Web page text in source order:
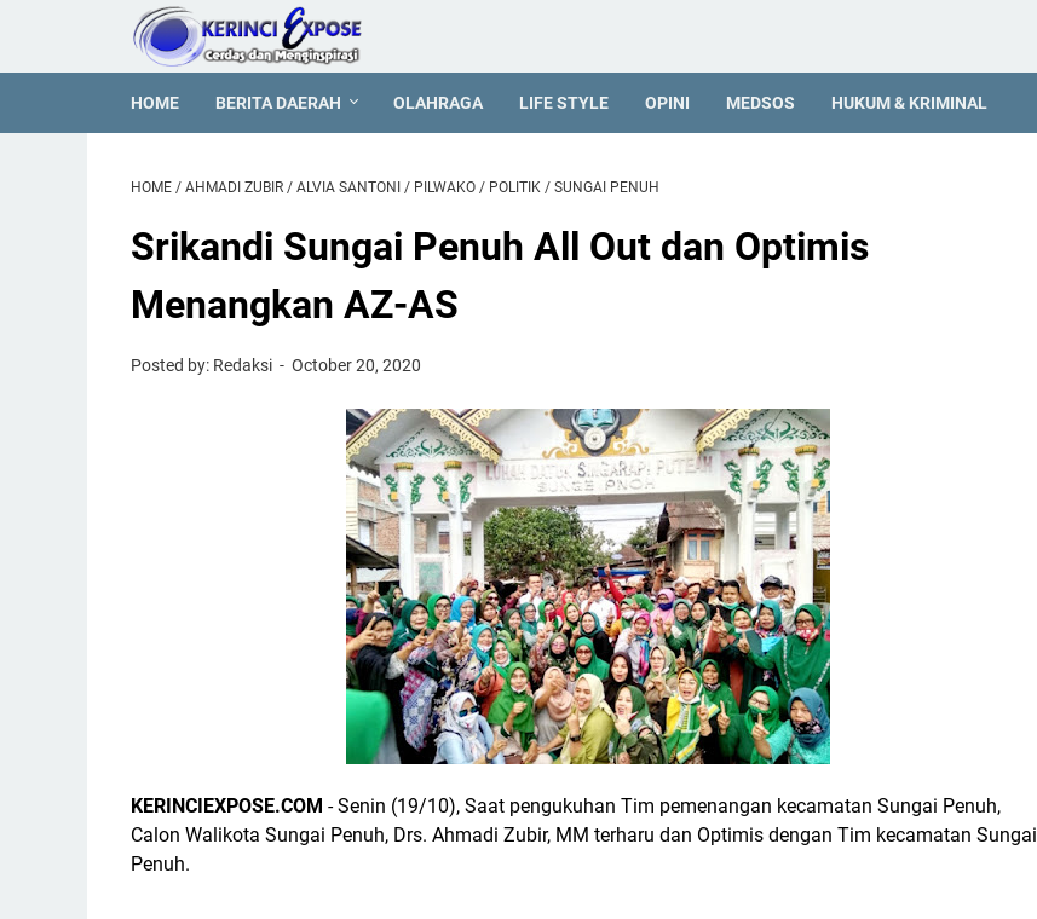
HOME BERITA DAERAH OLAHRAGA LIFE STYLE OPINI MEDSOS HUKUM & KRIMINAL
HOME / AHMADI ZUBIR / ALVIA SANTONI / PILWAKO / POLITIK / SUNGAI PENUH
Srikandi Sungai Penuh All Out dan Optimis
Menangkan AZ-AS
Posted by: Redaksi October 20, 2020
KERINCIEXPOSE.COM - Senin (19/10), Saat pengukuhan Tim pemenangan kecamatan Sungai Penuh,
Calon Walikota Sungai Penuh, Drs. Ahmadi Zubir, MM terharu dan Optimis dengan Tim kecamatan Sungai
Penuh.